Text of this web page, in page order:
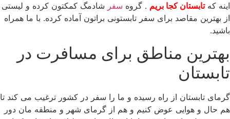
اینه کهتابستان کجا بریم . گروه سفر شادمگ کمکتون کرده و لیستی
از بهترین مقاصد برای سفر تابستونی براتون آماده کرده. با ما همراه
باشید.
بهترین مناطق برای مسافرت در
تابستان
گرمای تابستان از راه رسیده و ما را سفر در کشور ترغیب می کند تا
هم حال و هوایی عوض کنیم و هم از گرمای شهر و منطقه مان دور